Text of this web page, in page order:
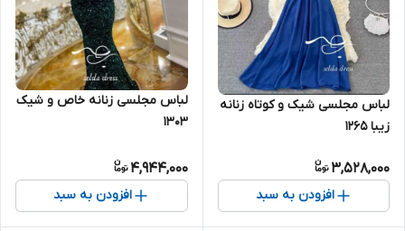
لباس مجلسی شیک و کوتاه زنانه
زیبا ۱۲۶۵
3,528,000
افزودن به سبد
لباس مجلسی زنانه خاص و شیک
۱۳۰۳
4,944,000
افزودن به سبد